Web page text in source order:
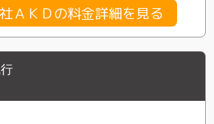
ＡＫＤの料金詳細を見る